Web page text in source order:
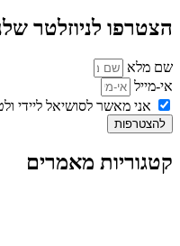
הצטרפו לניוזלטר
שם מלא
אי-מייל
אני מאשר לסושיאל ליידי
להצטרפות
קטגוריות מאמרים